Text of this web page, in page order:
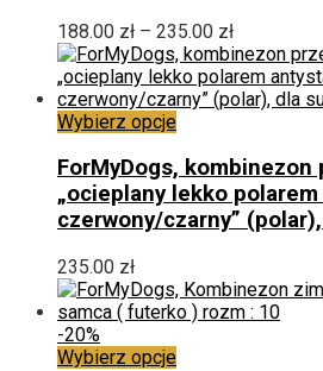
produktu
188.00 zł – 235.00 złZakres
cen:
od
188.00 zł
Wybierz opcjeTen
ma
wiele
wariantów.
Opcje
wybrać
na
stronie
produktu
ForMyDogs,
„ocieplany lekko
czerwony/czarny”
235.00 zł
-20%
Wybierz opcjeTen